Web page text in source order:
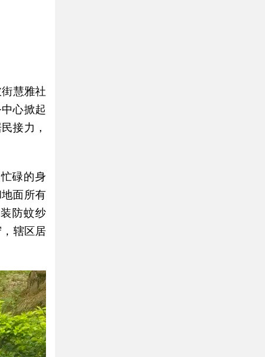
慧雅社
心掀起
接力，
碌的身
面所有
防蚊纱
辖区居